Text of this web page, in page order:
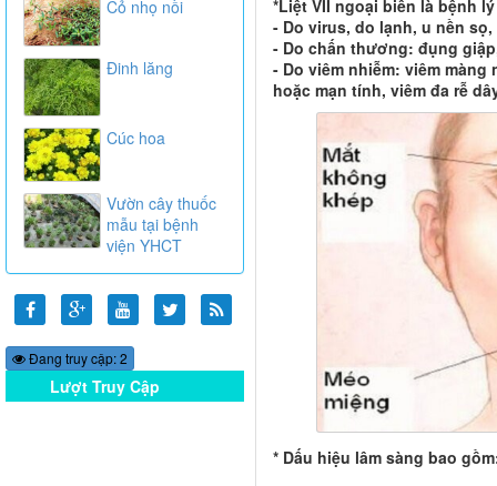
*Liệt VII ngoại biên là bệnh
- Do virus, do lạnh, u nền
- Do chấn thương: đụng
- Do viêm nhiễm: viêm
hoặc mạn tính, viêm đa rễ
* Dấu hiệu lâm sàng bao
Cỏ nhọ nồi
Đinh lăng
Cúc hoa
Vườn cây thuốc
mẫu tại bệnh
viện YHCT
Đang truy cập: 2
Lượt Truy Cập
Online